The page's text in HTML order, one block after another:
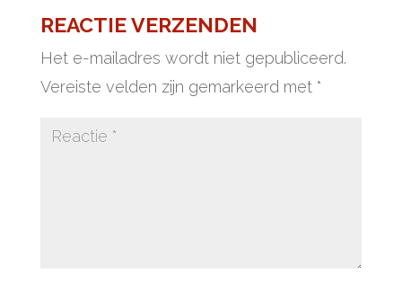
REACTIE VERZENDEN
Het e-mailadres wordt niet gepubliceerd.
Vereiste velden zijn gemarkeerd met *